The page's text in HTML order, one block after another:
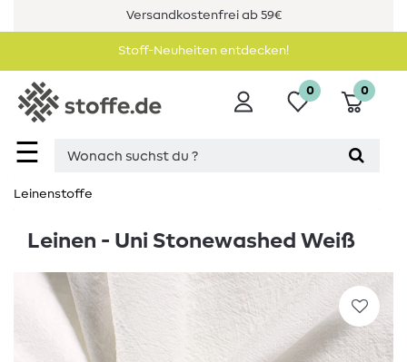
Versandkostenfrei ab 59€
Stoff-Neuheiten entdecken!
☰
0 0
Leinenstoffe
Leinen - Uni Stonewashed Weiß